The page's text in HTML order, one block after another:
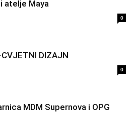
atelje Maya
0
CVJETNI DIZAJN
0
MDM Supernova i OPG